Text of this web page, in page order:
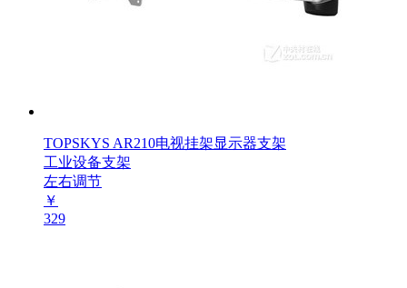
TOPSKYS AR210电视挂架显示器支架
工业设备支架
左右调节
￥
329